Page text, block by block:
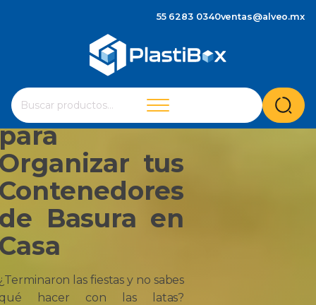
55 6283 0340ventas@alveo.mx
Buscar
por:
Cuando hay resultados autocompletados, puedes
se
las
de
Guía
tus
Basura en
las fiestas y no sabes
hacer con las latas?